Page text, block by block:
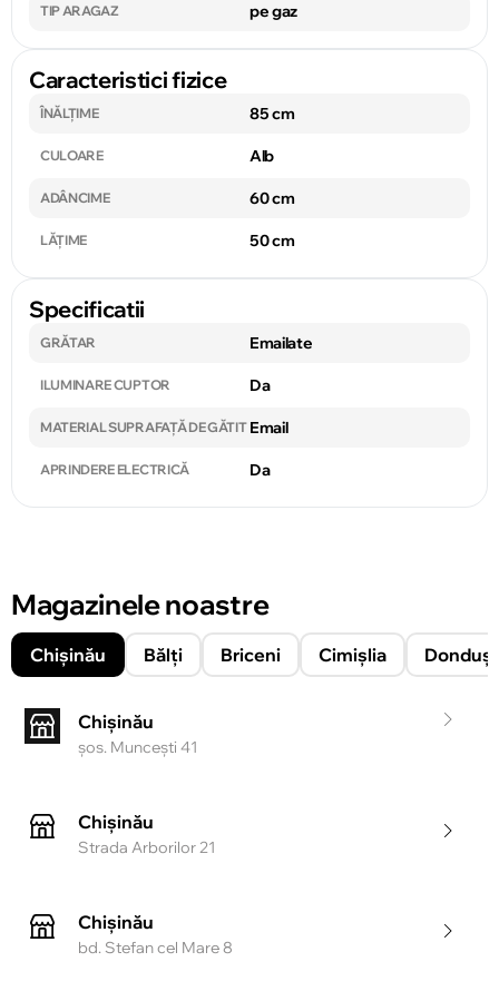
TIP ARAGAZ pe gaz
Caracteristici fizice
ÎNĂLȚIME 85 cm
CULOARE Alb
ADÂNCIME 60 cm
LĂȚIME 50 cm
Specificatii
GRĂTAR Emailate
ILUMINARE CUPTOR Da
MATERIAL SUPRAFAȚĂ DE GĂTIT Email
APRINDERE ELECTRICĂ Da
Magazinele noastre
Chișinău Bălți Briceni Cimișlia
Chișinău
şos. Munceşti 41
Chișinău
Strada Arborilor 21
Chișinău
bd. Stefan cel Mare 8